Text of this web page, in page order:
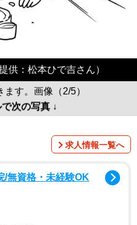
供：松本ひで吉さん）
す。画像（2/5）
次の写真 ↓
求人情報一覧へ
/無資格・未経験OK